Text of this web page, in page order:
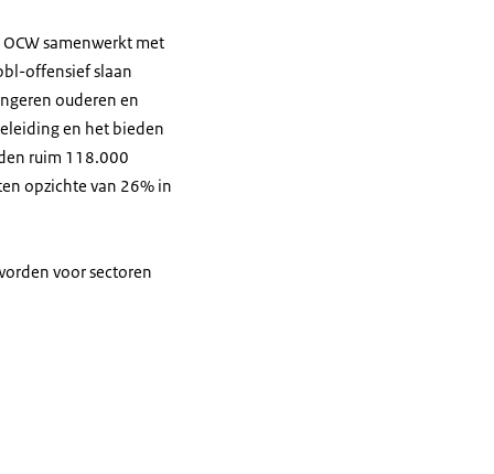
samenwerkt met
offensief slaan
ouderen en
en het bieden
ruim 118.000
opzichte van 26% in
voor sectoren